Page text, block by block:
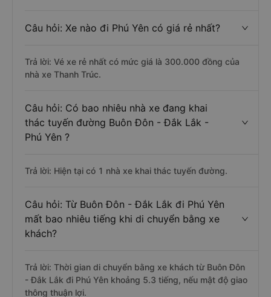
Câu hỏi: Xe nào đi Phú Yên có giá rẻ nhất?
Trả lời: Vé xe rẻ nhất có mức giá là 300.000 đồng của
nhà xe Thanh Trúc.
Câu hỏi: Có bao nhiêu nhà xe đang khai
thác tuyến đường Buôn Đôn - Đắk Lắk -
Phú Yên ?
Trả lời: Hiện tại có 1 nhà xe khai thác tuyến đường.
Câu hỏi: Từ Buôn Đôn - Đắk Lắk đi Phú Yên
mất bao nhiêu tiếng khi di chuyển bằng xe
khách?
Trả lời: Thời gian di chuyển bằng xe khách từ Buôn Đôn
- Đắk Lắk đi Phú Yên khoảng 5.3 tiếng, nếu mật độ giao
thông thuận lợi.